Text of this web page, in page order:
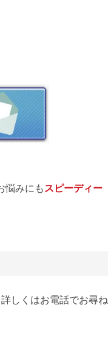
悩みにも スピーディー
しくはお電話でお尋ね